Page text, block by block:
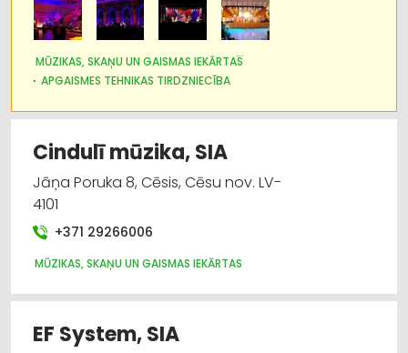
MŪZIKAS, SKAŅU UN GAISMAS IEKĀRTAS
APGAISMES TEHNIKAS TIRDZNIECĪBA
AUDIO UN VIDEOTEHNIKAS UN PIEDERUMU TIRDZNIECĪBA
Cindulī mūzika, SIA
Jāņa Poruka 8, Cēsis, Cēsu nov. LV-
4101
+371 29266006
MŪZIKAS, SKAŅU UN GAISMAS IEKĀRTAS
EF System, SIA